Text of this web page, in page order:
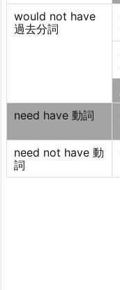
would not have
過去分詞
need have 動詞
need not have 動
詞